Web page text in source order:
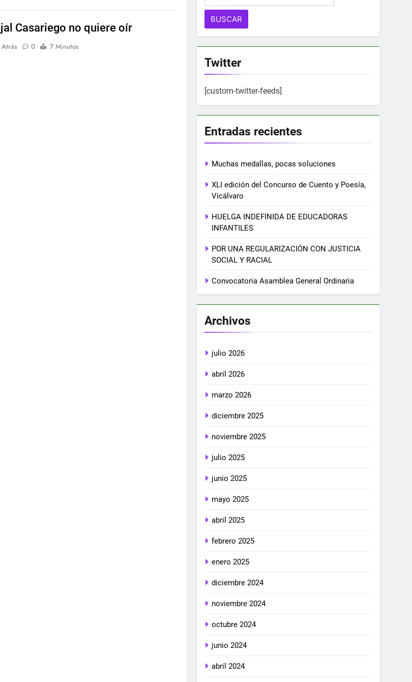
Casariego no quiere oír
0 7 Minutos
Twitter
[custom-twitter-feeds]
Entradas recientes
Muchas medallas, pocas soluciones
XLI edición del Concurso de Cuento y Poesía,
Vicálvaro
HUELGA INDEFINIDA DE EDUCADORAS
INFANTILES
POR UNA REGULARIZACIÓN CON JUSTICIA
SOCIAL Y RACIAL
Convocatoria Asamblea General Ordinaria
Archivos
julio 2026
abril 2026
marzo 2026
diciembre 2025
noviembre 2025
julio 2025
junio 2025
mayo 2025
abril 2025
febrero 2025
enero 2025
diciembre 2024
noviembre 2024
octubre 2024
junio 2024
abril 2024